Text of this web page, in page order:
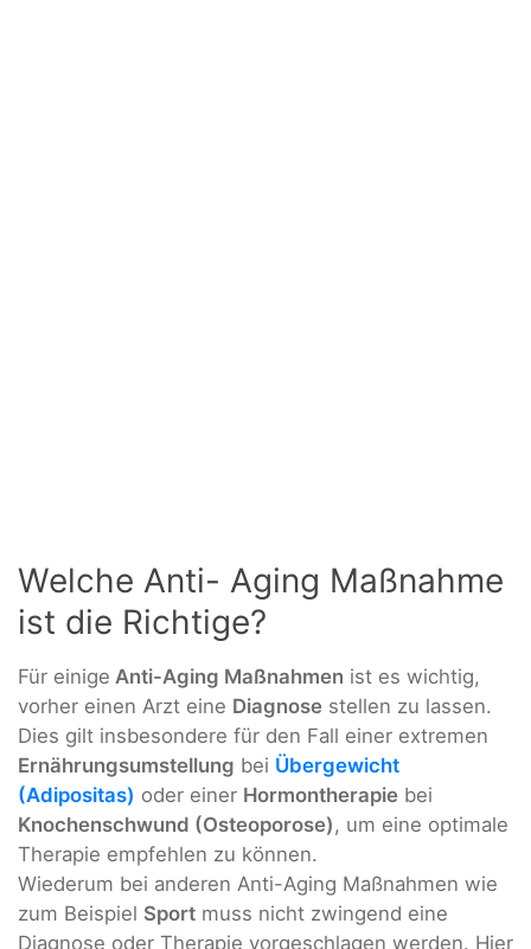
Welche Anti- Aging Maßnahme
ist die Richtige?
Für einige Anti-Aging Maßnahmen ist es wichtig,
vorher einen Arzt eine Diagnose stellen zu lassen.
Dies gilt insbesondere für den Fall einer extremen
Ernährungsumstellung bei Übergewicht
(Adipositas) oder einer Hormontherapie bei
Knochenschwund (Osteoporose) , um eine optimale
Therapie empfehlen zu können.
Wiederum bei anderen Anti-Aging Maßnahmen wie
zum Beispiel Sport muss nicht zwingend eine
Diagnose oder Therapie vorgeschlagen werden. Hier